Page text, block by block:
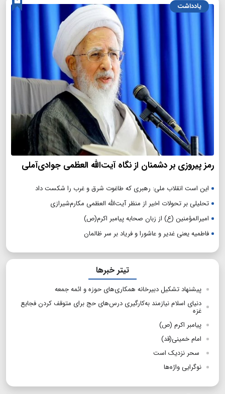
یادداشت
رمز پیروزی بر دشمنان از نگاه آیت‌الله العظمی جوادی‌آملی
این است انقلاب ملی: رهبری که طاغوت شرق و غرب را شکست داد
تحلیلی بر تحولات اخیر از منظر آیت‌الله العظمی مکارم‌شیرازی
امیرالمؤمنین (ع) از زبان صحابه پیامبر اکرم(ص)
فاطمیه یعنی غدیر و عاشورا و فریاد بر سر ظالمان
تیتر خبرها
پیشنهاد تشکیل دبیرخانه همکاری‌های حوزه و ائمه جمعه
دنیای اسلام نیازمند به‌کارگیری درس‌های حج برای متوقف کردن فجایع
غزه
پیامبر اکرم (ص)
امام خمینی(قد)
سحر نزدیک است
نوگرایی واژه‌ها